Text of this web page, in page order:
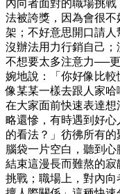
內向者面對的職場挑
法被誇獎，因為會很
架；不好意思開口請人
沒辦法用力行銷自己
不想要太多注意力──
婉地說：「你好像比
像某某一樣去跟人家
在大家面前快速表達
略還慘，有時遇到好
的看法？」彷彿所有
腦袋一片空白，聽到
結束這漫長而難熬的
挑戰；職場上，對內